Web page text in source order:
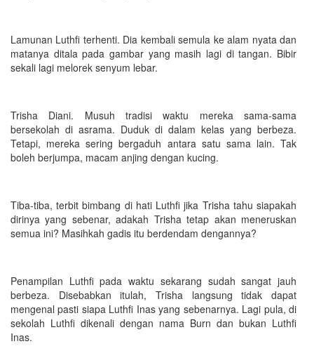
Lamunan Luthfi terhenti. Dia kembali semula ke alam nyata dan
matanya ditala pada gambar yang masih lagi di tangan. Bibir
sekali lagi melorek senyum lebar.
Trisha Diani. Musuh tradisi waktu mereka sama-sama
bersekolah di asrama. Duduk di dalam kelas yang berbeza.
Tetapi, mereka sering bergaduh antara satu sama lain. Tak
boleh berjumpa, macam anjing dengan kucing.
Tiba-tiba, terbit bimbang di hati Luthfi jika Trisha tahu siapakah
dirinya yang sebenar, adakah Trisha tetap akan meneruskan
semua ini? Masihkah gadis itu berdendam dengannya?
Penampilan Luthfi pada waktu sekarang sudah sangat jauh
berbeza. Disebabkan itulah, Trisha langsung tidak dapat
mengenal pasti siapa Luthfi Inas yang sebenarnya. Lagi pula, di
sekolah Luthfi dikenali dengan nama Burn dan bukan Luthfi
Inas.